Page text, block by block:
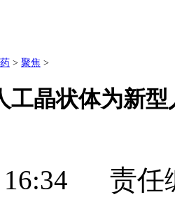
> 聚焦 >
工晶状体为新
16:34 责